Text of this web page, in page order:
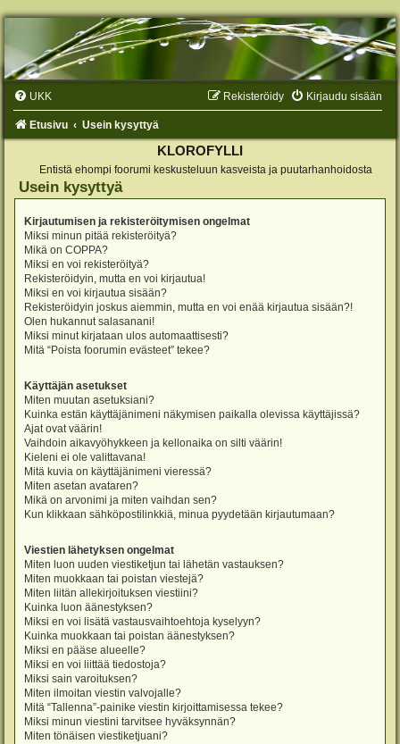
UKK Kirjaudu sisään
Rekisteröidy
Etusivu Usein kysyttyä
KLOROFYLLI
Entistä ehompi foorumi keskusteluun kasveista ja puutarhanhoidosta
Usein kysyttyä
Kirjautumisen ja rekisteröitymisen ongelmat
Miksi minun pitää rekisteröityä?
Mikä on COPPA?
Miksi en voi rekisteröityä?
Rekisteröidyin, mutta en voi kirjautua!
Miksi en voi kirjautua sisään?
Rekisteröidyin joskus aiemmin, mutta en voi enää kirjautua sisään?!
Olen hukannut salasanani!
Miksi minut kirjataan ulos automaattisesti?
Mitä “Poista foorumin evästeet” tekee?
Käyttäjän asetukset
Miten muutan asetuksiani?
Kuinka estän käyttäjänimeni näkymisen paikalla olevissa käyttäjissä?
Ajat ovat väärin!
Vaihdoin aikavyöhykkeen ja kellonaika on silti väärin!
Kieleni ei ole valittavana!
Mitä kuvia on käyttäjänimeni vieressä?
Miten asetan avataren?
Mikä on arvonimi ja miten vaihdan sen?
Kun klikkaan sähköpostilinkkiä, minua pyydetään kirjautumaan?
Viestien lähetyksen ongelmat
Miten luon uuden viestiketjun tai lähetän vastauksen?
Miten muokkaan tai poistan viestejä?
Miten liitän allekirjoituksen viestiini?
Kuinka luon äänestyksen?
Miksi en voi lisätä vastausvaihtoehtoja kyselyyn?
Kuinka muokkaan tai poistan äänestyksen?
Miksi en pääse alueelle?
Miksi en voi liittää tiedostoja?
Miksi sain varoituksen?
Miten ilmoitan viestin valvojalle?
Mitä “Tallenna”-painike viestin kirjoittamisessa tekee?
Miksi minun viestini tarvitsee hyväksynnän?
Miten tönäisen viestiketjuani?